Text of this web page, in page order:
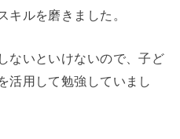
キルを磨きました。
ないといけないので、子ど
活用して勉強していまし